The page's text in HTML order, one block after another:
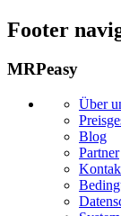
Footer
MRPeasy
Über
Blog
Partner